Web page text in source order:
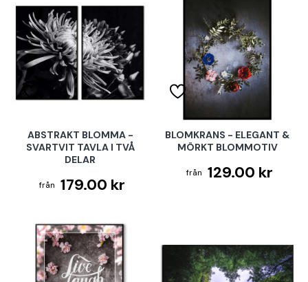
ABSTRAKT BLOMMA -
SVARTVIT TAVLA I TVÅ
DELAR
179.00 kr
BLOMKRANS - ELEGANT &
MÖRKT BLOMMOTIV
129.00 kr